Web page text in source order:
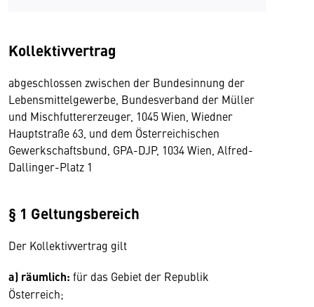
Kollektivvertrag
abgeschlossen zwischen der Bundesinnung der
Lebensmittelgewerbe, Bundesverband der Müller
und Mischfuttererzeuger, 1045 Wien, Wiedner
Hauptstraße 63, und dem Österreichischen
Gewerkschaftsbund, GPA-DJP, 1034 Wien, Alfred-
Dallinger-Platz 1
§ 1 Geltungsbereich
Der Kollektivvertrag gilt
a) räumlich: für das Gebiet der Republik
Österreich;